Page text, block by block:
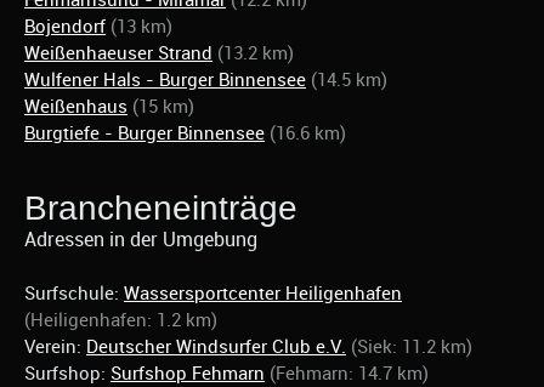
Bojendorf (13 km)
Weißenhaeuser Strand (13.2 km)
Wulfener Hals - Burger Binnensee (14.5 km)
Weißenhaus (15 km)
Burgtiefe - Burger Binnensee (16.6 km)
Brancheneinträge
Adressen in der Umgebung
Surfschule: Wassersportcenter Heiligenhafen
(Heiligenhafen: 1.2 km)
Verein: Deutscher Windsurfer Club e.V. (Siek: 11.2 km)
Surfshop: Surfshop Fehmarn (Fehmarn: 14.7 km)